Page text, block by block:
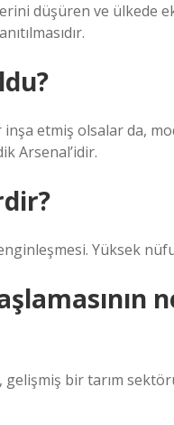
düşüren ve ülkede
etmiş olsalar da,
Arsenal’idir.
Yüksek
bir tarım